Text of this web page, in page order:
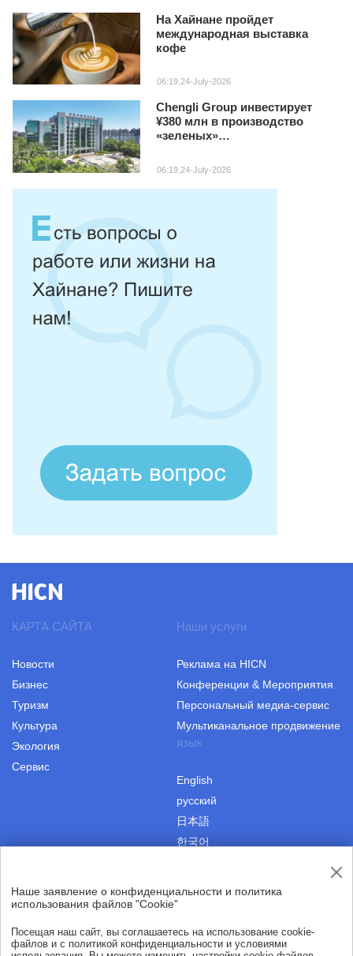
На Хайнане пройдет
международная выставка
кофе
06:19,24-July-2026
Chengli Group инвестирует
¥380 млн в производство
«зеленых»
Хайнане
06:19,24-July-2026
Наше заявление о конфиденциальности и политика
использования файлов "Cookie"
Посещая наш сайт, вы соглашаетесь на использование cookie-
файлов и с политикой конфиденциальности и условиями
КАРТА САЙТА
Новости
Бизнес
Туризм
Культура
Экология
Сервис
Наши услуги
Реклама на HICN
Конференции & Мероприятия
Персональный медиа-сервис
Мультиканальное продвижение
язык
English
русский
日本語
한국어
Пользовательское соглашение|Авторские права
Политика конфиденциальности| О нас